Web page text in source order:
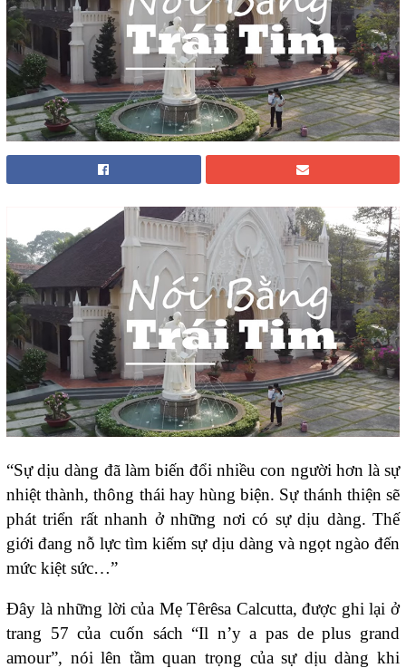
“Sự dịu dàng đã làm biến đổi nhiều con người hơn là sự
nhiệt thành, thông thái hay hùng biện. Sự thánh thiện sẽ
phát triển rất nhanh ở những nơi có sự dịu dàng. Thế
giới đang nỗ lực tìm kiếm sự dịu dàng và ngọt ngào đến
mức kiệt sức…”
Đây là những lời của Mẹ Têrêsa Calcutta, được ghi lại ở
trang 57 của cuốn sách “Il n’y a pas de plus grand
amour”, nói lên tầm quan trọng của sự dịu dàng khi